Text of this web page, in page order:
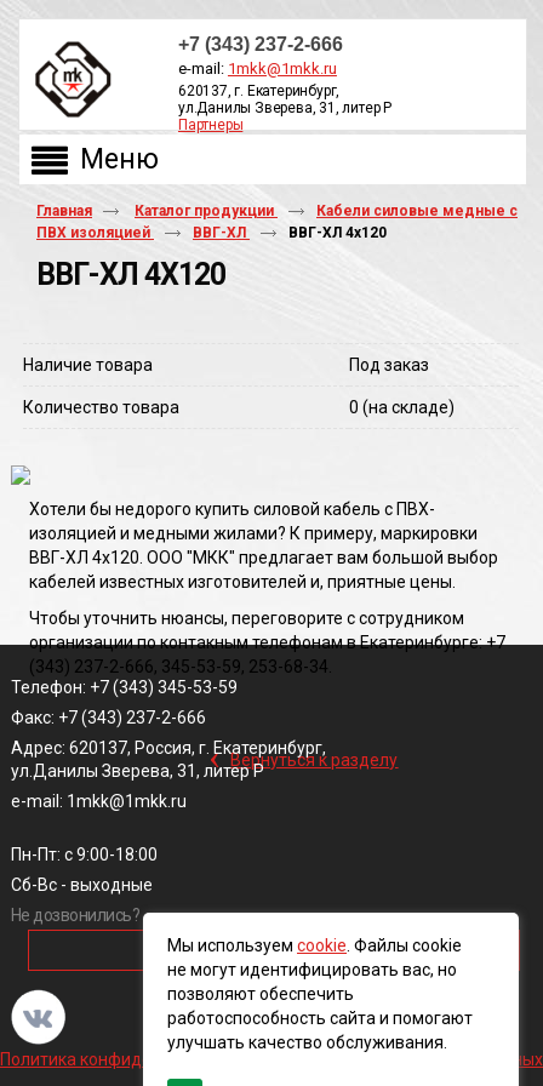
+7 (343) 237-2-666
e-mail: 1mkk@1mkk.ru
620137, г. Екатеринбург,
ул.Данилы Зверева, 31, литер Р
Партнеры
Главная Каталог продукции
Кабели силовые медные с
ПВХ изоляцией
ВВГ-ХЛ ВВГ-ХЛ 4х120
ВВГ-ХЛ 4Х120
Наличие товара Под заказ
Количество товара 0(на складе)
Хотели бы недорого купить силовой кабель с ПВХ-
изоляцией и медными жилами? К примеру, маркировки
ВВГ-ХЛ 4х120. ООО "МКК" предлагает вам большой выбор
кабелей известных изготовителей и, приятные цены.
Чтобы уточнить нюансы, переговорите с сотрудником
организации по контакным телефонам в Екатеринбурге: +7
(343) 237-2-666, 345-53-59, 253-68-34.
‹ Вернуться к разделу
Телефон: +7 (343) 345-53-59
Факс: +7 (343) 237-2-666
Адрес: 620137, Россия, г. Екатеринбург,
ул.Данилы Зверева, 31, литер Р
e-mail: 1mkk@1mkk.ru
Пн-Пт: с 9:00-18:00
Сб-Вс - выходные
Не дозвонились?
ОБРАТНЫЙ ЗВОНОК
Политика конфиденциальности и обработки персональных данных
Мы используем cookie . Файлы cookie
не могут идентифицировать вас, но
позволяют обеспечить
работоспособность сайта и помогают
улучшать качество обслуживания.